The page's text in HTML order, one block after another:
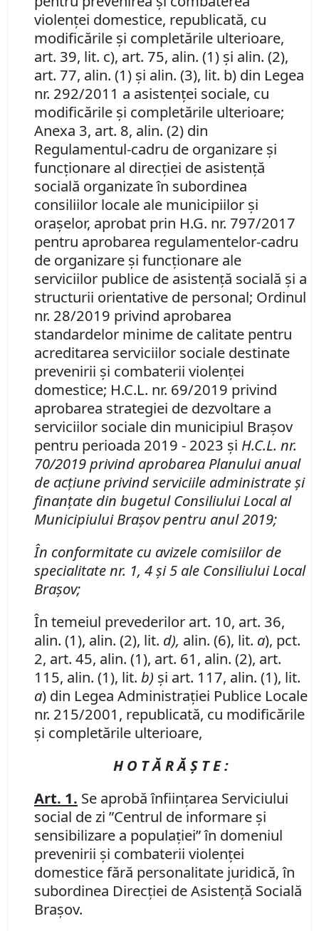
violenţei domestice, republicată, cu
modificările şi completările ulterioare,
art. 39, lit. c), art. 75, alin. (1) şi alin. (2),
art. 77, alin. (1) şi alin. (3), lit. b) din Legea
nr. 292/2011 a asistenţei sociale, cu
modificările şi completările ulterioare;
Anexa 3, art. 8, alin. (2) din
Regulamentul-cadru de organizare şi
funcţionare al direcţiei de asistenţă
socială organizate în subordinea
consiliilor locale ale municipiilor şi
oraşelor, aprobat prin H.G. nr. 797/2017
pentru aprobarea regulamentelor-cadru
de organizare şi funcţionare ale
serviciilor publice de asistenţă socială şi a
structurii orientative de personal; Ordinul
nr. 28/2019 privind aprobarea
standardelor minime de calitate pentru
acreditarea serviciilor sociale destinate
prevenirii şi combaterii violenţei
domestice; H.C.L. nr. 69/2019 privind
aprobarea strategiei de dezvoltare a
serviciilor sociale din municipiul Braşov
pentru perioada 2019 - 2023 şi H.C.L. nr.
70/2019 privind aprobarea Planului anual
de acţiune privind serviciile administrate şi
finanţate din bugetul Consiliului Local al
Municipiului Braşov pentru anul 2019;
În conformitate cu avizele comisiilor de
specialitate nr. 1, 4 şi 5 ale Consiliului Local
Braşov;
În temeiul prevederilor art. 10, art. 36,
alin. (1), alin. (2), lit. d), alin. (6), lit. a), pct.
2, art. 45, alin. (1), art. 61, alin. (2), art.
115, alin. (1), lit. b) şi art. 117, alin. (1), lit.
a) din Legea Administraţiei Publice Locale
nr. 215/2001, republicată, cu modificările
şi completările ulterioare,
H O T Ă R Ă Ş T E :
Art. 1. Se aprobă înfiinţarea Serviciului
social de zi ”Centrul de informare şi
sensibilizare a populaţiei” în domeniul
prevenirii şi combaterii violenţei
domestice fără personalitate juridică, în
subordinea Direcţiei de Asistenţă Socială
Braşov.